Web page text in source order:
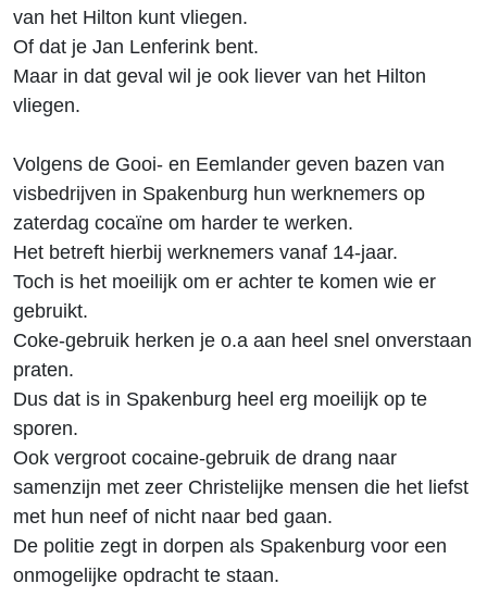
van het Hilton kunt vliegen.
Of dat je Jan Lenferink bent.
Maar in dat geval wil je ook liever van het Hilton
vliegen.
Volgens de Gooi- en Eemlander geven bazen van
visbedrijven in Spakenburg hun werknemers op
zaterdag cocaïne om harder te werken.
Het betreft hierbij werknemers vanaf 14-jaar.
Toch is het moeilijk om er achter te komen wie er
gebruikt.
Coke-gebruik herken je o.a aan heel snel onverstaan
praten.
Dus dat is in Spakenburg heel erg moeilijk op te
sporen.
Ook vergroot cocaine-gebruik de drang naar
samenzijn met zeer Christelijke mensen die het liefst
met hun neef of nicht naar bed gaan.
De politie zegt in dorpen als Spakenburg voor een
onmogelijke opdracht te staan.